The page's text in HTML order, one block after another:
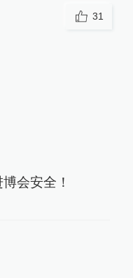
31
会安全！